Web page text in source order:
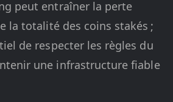
peut entraîner la perte
la totalité des coins stakés ;
de respecter les règles du
une infrastructure fiable